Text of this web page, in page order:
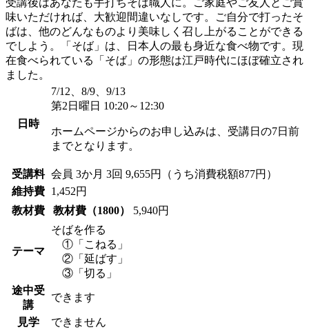
味いただければ、大歓迎間違いなしです。ご自分で打ったそ
ばは、他のどんなものより美味しく召し上がることができる
でしよう。「そば」は、日本人の最も身近な食べ物です。現
在食べられている「そば」の形態は江戸時代にほぼ確立され
ました。
日時
7/12、8/9、9/13
第2日曜日 10:20～12:30
ホームページからのお申し込みは、受講日の7日前
までとなります。
受講料 会員 3か月 3回 9,655円（うち消費税額877円）
維持費
1,452円
教材費
教材費（1800） 5,940円
テーマ
そばを作る
①「こねる」
②「延ばす」
③「切る」
途中受
講
できます
見学
できません